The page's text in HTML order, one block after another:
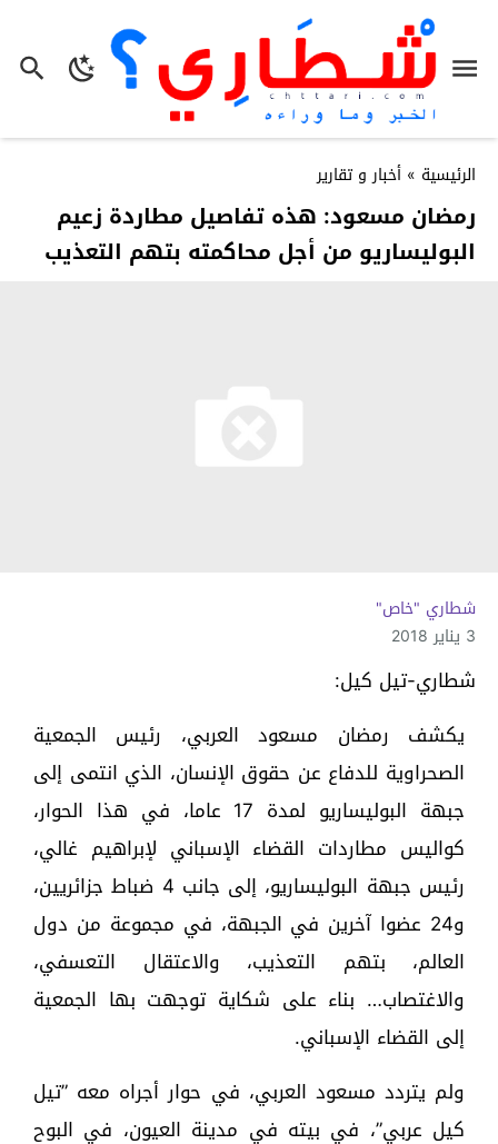
الرئيسية » أخبار و تقارير
رمضان مسعود: هذه تفاصيل مطاردة زعيم
البوليساريو من أجل محاكمته بتهم التعذيب
شطاري "خاص"
3 يناير 2018
شطاري-تيل كيل:
يكشف رمضان مسعود العربي، رئيس الجمعية
الصحراوية للدفاع عن حقوق الإنسان، الذي انتمى إلى
جبهة البوليساريو لمدة 17 عاما، في هذا الحوار،
كواليس مطاردات القضاء الإسباني لإبراهيم غالي،
رئيس جبهة البوليساريو، إلى جانب 4 ضباط جزائريين،
و24 عضوا آخرين في الجبهة، في مجموعة من دول
العالم، بتهم التعذيب، والاعتقال التعسفي،
والاغتصاب… بناء على شكاية توجهت بها الجمعية
إلى القضاء الإسباني.
ولم يتردد مسعود العربي، في حوار أجراه معه ”تيل
كيل عربي”، في بيته في مدينة العيون، في البوح